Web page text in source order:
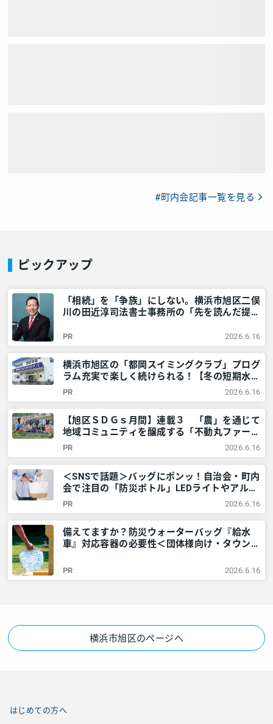
#町内会記事一覧を見る
ピックアップ
「相続」を「争族」にしない。横浜市旭区二俣
川の田近淳司法書士事務所の「先を読んだ提
東京多摩のご近所情報 – レアリア
PR 2026.6.16
横浜市旭区の「都岡スイミングクラブ」プログ
ラム充実で楽しく続けられる！【冬の短期水泳
教室開催！】 – 神奈川・東京多摩のご近所情
報 – レアリア
PR 2026.6.16
【旭区ＳＤＧｓ月間】連載３ 「農」を通じて
地域コミュニティを醸成する「不動丸ファー
ム」を取材！ – 神奈川・東京多摩のご近所情
報 – レアリア
PR 2026.6.16
＜SNSで話題＞バッグにポンッ！自治会・町内
会で注目の「防災ボトル」LEDライトやアルミ
シートなど6点が1本に – 神奈川・東京多摩の
ご近所情報 – レアリア
PR 2026.6.16
備えてますか？防災ウォーターバッグ『給水
車』対応容器の必要性＜団体様向け・タウンニ
多摩のご近所情報 – レアリア
PR 2026.6.16
横浜市旭区のページへ
はじめての方へ